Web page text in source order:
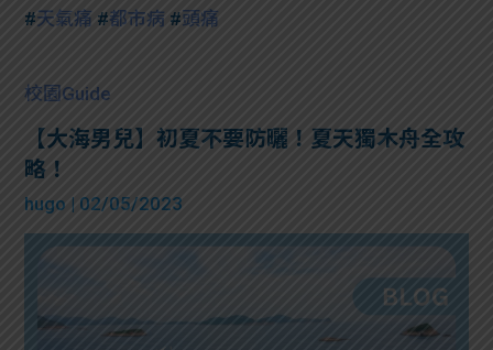
#天氣痛 #都市病 #頭痛
校園Guide
【大海男兒】初夏不要防曬！夏天獨木舟全攻
略！
hugo | 02/05/2023